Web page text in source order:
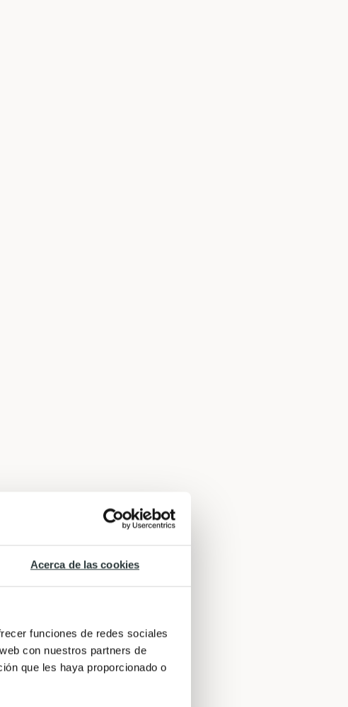
Acerca de las cookies
funciones de redes sociales
con nuestros partners de
que les haya proporcionado o